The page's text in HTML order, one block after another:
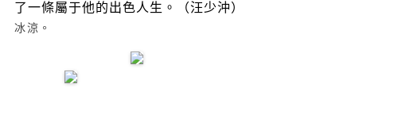
了一條屬于他的出色人生。（汪少沖）
冰涼。